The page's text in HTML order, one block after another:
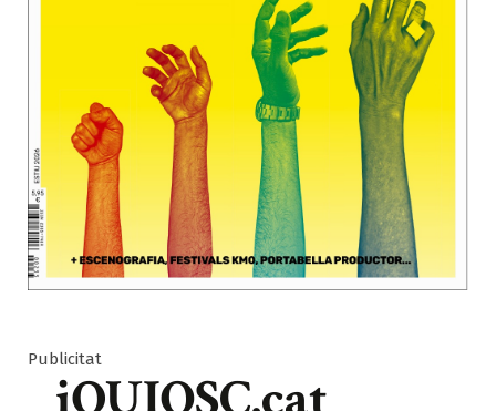
Publicitat